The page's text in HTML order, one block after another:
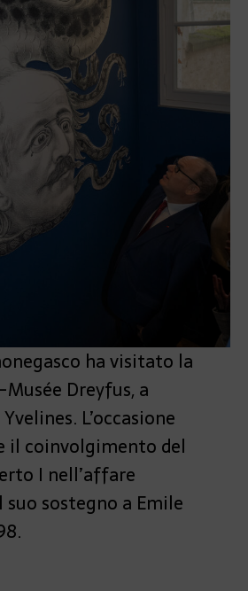
ha visitato la
Dreyfus, a
L’occasione
il coinvolgimento del
I nell’affare
suo sostegno a Emile